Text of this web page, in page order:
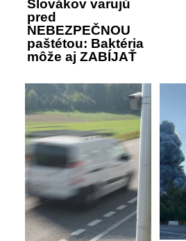
Slovákov varujú
pred
NEBEZPEČNOU
paštétou: Baktéria
môže aj ZABÍJAŤ